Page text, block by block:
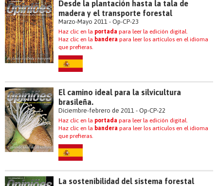
Desde la plantación hasta la tala de
madera y el transporte forestal
Marzo-Mayo 2011 - Op-CP-23
Haz clic en la portada para leer la edición digital.
Haz clic en la bandera para leer los artículos en el idioma
que prefieras.
El camino ideal para la silvicultura
brasileña.
Diciembre-febrero de 2011 - Op-CP-22
Haz clic en la portada para leer la edición digital.
Haz clic en la bandera para leer los artículos en el idioma
que prefieras.
La sostenibilidad del sistema forestal